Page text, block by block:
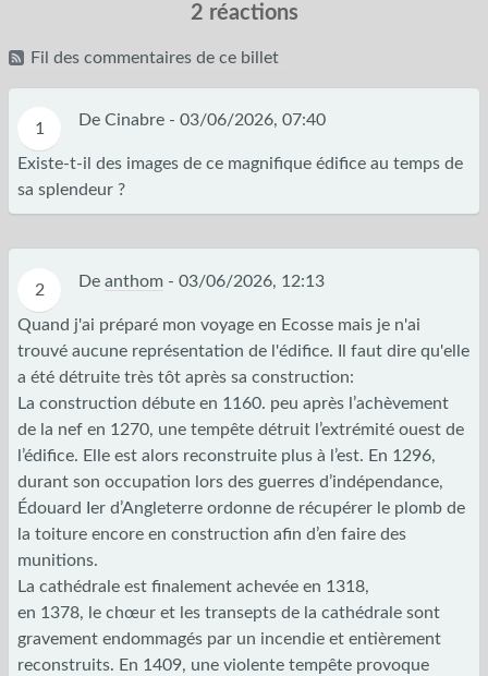
2 réactions
Fil des commentaires de ce billet
1 De Cinabre - 03/06/2026, 07:40
Existe-t-il des images de ce magnifique édifice au temps de
sa splendeur ?
2 De anthom - 03/06/2026, 12:13
Quand j'ai préparé mon voyage en Ecosse mais je n'ai
trouvé aucune représentation de l'édifice. Il faut dire qu'elle
a été détruite très tôt après sa construction:
La construction débute en 1160. peu après l’achèvement
de la nef en 1270, une tempête détruit l’extrémité ouest de
l’édifice. Elle est alors reconstruite plus à l’est. En 1296,
durant son occupation lors des guerres d’indépendance,
Édouard Ier d’Angleterre ordonne de récupérer le plomb de
la toiture encore en construction afin d’en faire des
munitions.
La cathédrale est finalement achevée en 1318,
en 1378, le chœur et les transepts de la cathédrale sont
gravement endommagés par un incendie et entièrement
reconstruits. En 1409, une violente tempête provoque